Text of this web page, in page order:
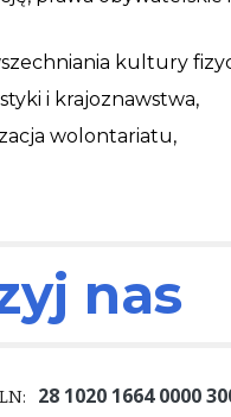
kultury
i krajoznawstwa,
wolontariatu,
nas
28 1020 1664 0000